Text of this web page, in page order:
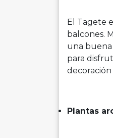
El Tagete
balcones.
una buena
para
Plantas